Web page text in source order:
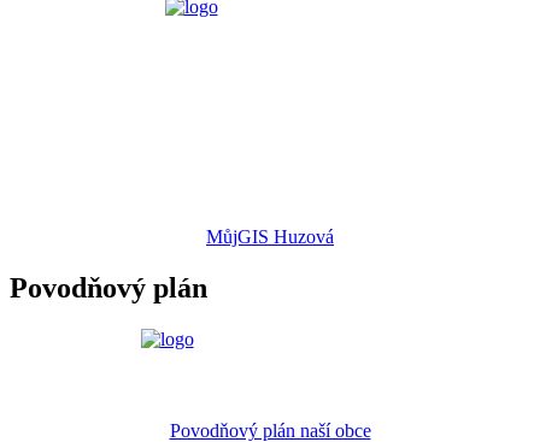
MůjGIS Huzová
Povodňový plán
Povodňový plán naší obce